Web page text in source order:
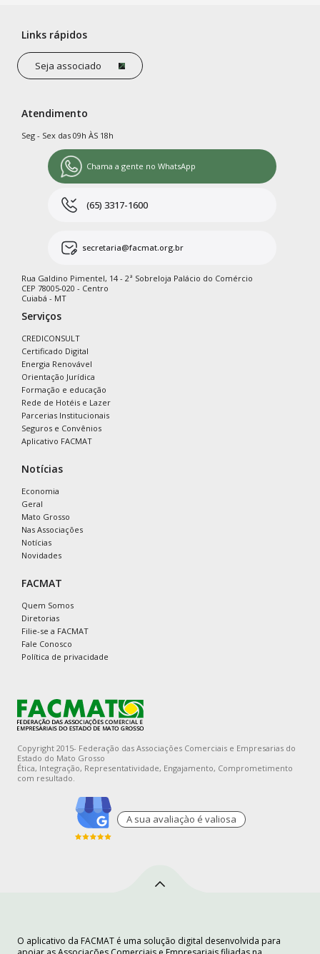
Links rápidos
Seja associado
Atendimento
Seg - Sex das 09h ÀS 18h
Chama a gente no WhatsApp
(65) 3317-1600
secretaria@facmat.org.br
Rua Galdino Pimentel, 14 - 2ª Sobreloja Palácio do Comércio
CEP 78005-020 - Centro
Cuiabá - MT
Serviços
CREDICONSULT
Certificado Digital
Energia Renovável
Orientação Jurídica
Formação e educação
Rede de Hotéis e Lazer
Parcerias Institucionais
Seguros e Convênios
Aplicativo FACMAT
Notícias
Economia
Geral
Mato Grosso
Nas Associações
Notícias
Novidades
FACMAT
Quem Somos
Diretorias
Filie-se a FACMAT
Fale Conosco
Política de privacidade
Copyright 2015- Federação das Associações Comerciais e Empresarias do
Estado do Mato Grosso
Ética, Integração, Representatividade, Engajamento, Comprometimento
com resultado.
A sua avaliaçào é valiosa
O aplicativo da FACMAT é uma solução digital desenvolvida para